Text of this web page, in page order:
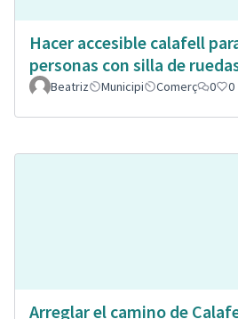
Hacer accesible calafell
personas con silla de
Beatriz Municipi Comerç 0 0
Arreglar el camino de